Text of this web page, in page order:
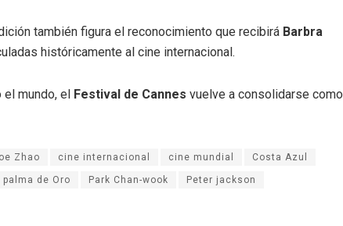
también figura el reconocimiento que recibirá Barbra
históricamente al cine internacional.
el mundo, el Festival de Cannes vuelve a consolidarse como
Zhao cine internacional cine mundial Costa Azul
palma de Oro Park Chan-wook Peter jackson